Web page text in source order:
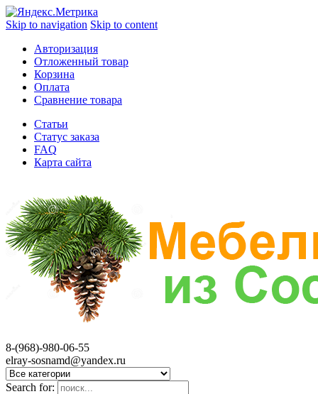
Skip to navigation Skip to content
Авторизация
Отложенный товар
Корзина
Оплата
Сравнение товара
Статьи
Статус заказа
FAQ
Карта сайта
8-(968)-980-06-55
elray-sosnamd@yandex.ru
Search for: